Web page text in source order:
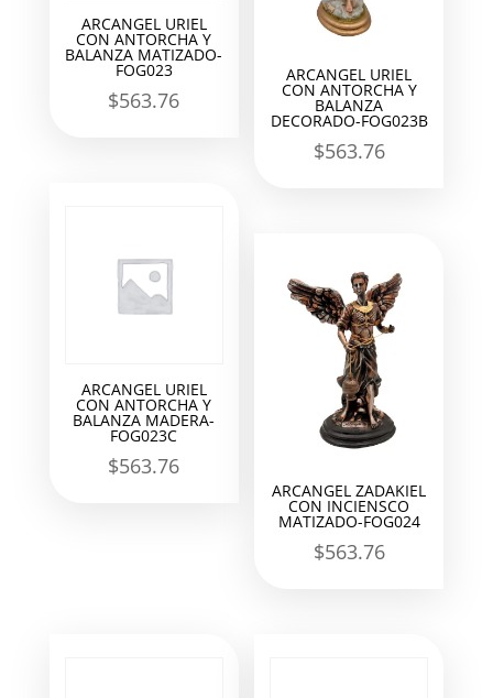
ARCANGEL URIEL
CON ANTORCHA Y
BALANZA MATIZADO-
FOG023
$563.76
ARCANGEL URIEL
CON ANTORCHA Y
BALANZA
DECORADO-FOG023B
$563.76
ARCANGEL URIEL
CON ANTORCHA Y
BALANZA MADERA-
FOG023C
$563.76
ARCANGEL ZADAKIEL
CON INCIENSCO
MATIZADO-FOG024
$563.76